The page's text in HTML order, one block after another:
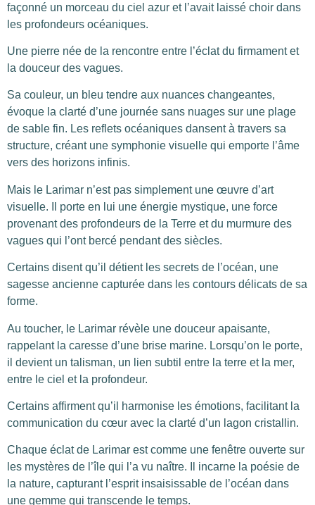
façonné un morceau du ciel azur et l’avait laissé choir dans
les profondeurs océaniques.
Une pierre née de la rencontre entre l’éclat du firmament et
la douceur des vagues.
Sa couleur, un bleu tendre aux nuances changeantes,
évoque la clarté d’une journée sans nuages sur une plage
de sable fin. Les reflets océaniques dansent à travers sa
structure, créant une symphonie visuelle qui emporte l’âme
vers des horizons infinis.
Mais le Larimar n’est pas simplement une œuvre d’art
visuelle. Il porte en lui une énergie mystique, une force
provenant des profondeurs de la Terre et du murmure des
vagues qui l’ont bercé pendant des siècles.
Certains disent qu’il détient les secrets de l’océan, une
sagesse ancienne capturée dans les contours délicats de sa
forme.
Au toucher, le Larimar révèle une douceur apaisante,
rappelant la caresse d’une brise marine. Lorsqu’on le porte,
il devient un talisman, un lien subtil entre la terre et la mer,
entre le ciel et la profondeur.
Certains affirment qu’il harmonise les émotions, facilitant la
communication du cœur avec la clarté d’un lagon cristallin.
Chaque éclat de Larimar est comme une fenêtre ouverte sur
les mystères de l’île qui l’a vu naître. Il incarne la poésie de
la nature, capturant l’esprit insaisissable de l’océan dans
une gemme qui transcende le temps.